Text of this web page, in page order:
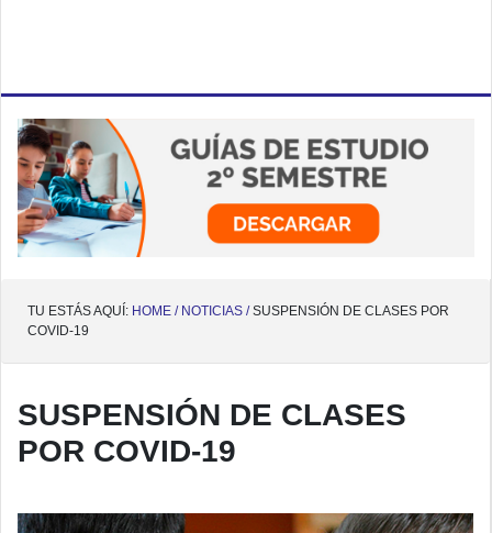
TU ESTÁS AQUÍ: HOME / NOTICIAS / SUSPENSIÓN DE CLASES POR
COVID-19
SUSPENSIÓN DE CLASES
POR COVID-19